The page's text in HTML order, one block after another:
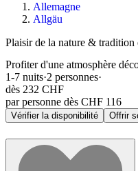
Allemagne
Allgäu
Plaisir de la nature & tradition
Profiter d'une atmosphère
1-7 nuits·2 personnes·
dès 232 CHF
par personne dès CHF 116
Vérifier la disponibilité Offrir